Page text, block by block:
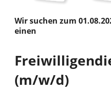
Wir suchen zum
einen
(m/w/d)